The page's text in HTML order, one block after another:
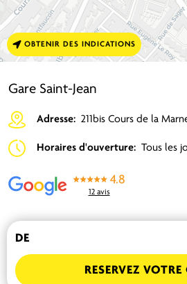
OBTENIR DES INDICATIONS
Gare Saint-Jean
Adresse: 211bis Cours de la
Horaires d'ouverture: Tous les
4.8
12 avis
DE
RESERVEZ VOTRE